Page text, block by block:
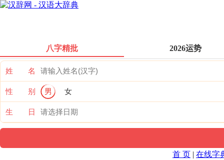
八字精批 2026运势
姓 名
性 别 男 女
生 日
首 页 | 在线字